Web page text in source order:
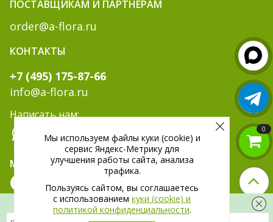
Скидка 300 рублей на первый заказ
ПОСТАВЩИКАМ И ПАРТНЁРАМ
order@a-flora.ru
КОНТАКТЫ
+7 (495) 175-87-66
info@a-flora.ru
Написать нам:
МЫ В СОЦ. СЕТЯХ:
0
Мы используем файлы куки (cookie) и
сервис Яндекс-Метрику для
улучшения работы сайта, анализа
трафика.
Пользуясь сайтом, вы соглашаетесь
c использованиемкуки (cookie) и
политикой конфиденциальности.